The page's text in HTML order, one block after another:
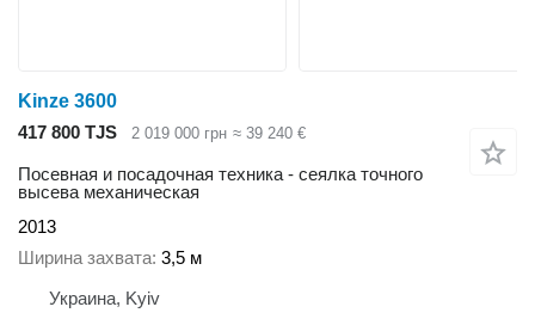
Kinze 3600
417 800 TJS
2 019 000 грн ≈ 39 240 €
Посевная и посадочная техника - сеялка точного
высева механическая
2013
Ширина захвата 3,5 м
Украина, Kyiv